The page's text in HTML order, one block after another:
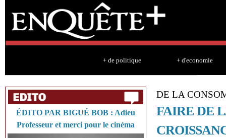
+ de politique + d'economie
ÉDITO PAR BIGUÉ BOB : Adieu
Professeur et merci pour le cinéma
DE LA
FAIRE DE